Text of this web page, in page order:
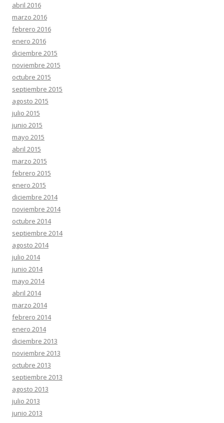
abril 2016
marzo 2016
febrero 2016
enero 2016
diciembre 2015
noviembre 2015
octubre 2015
septiembre 2015
agosto 2015
julio 2015
junio 2015
mayo 2015
abril 2015
marzo 2015
febrero 2015
enero 2015
diciembre 2014
noviembre 2014
octubre 2014
septiembre 2014
agosto 2014
julio 2014
junio 2014
mayo 2014
abril 2014
marzo 2014
febrero 2014
enero 2014
diciembre 2013
noviembre 2013
octubre 2013
septiembre 2013
agosto 2013
julio 2013
junio 2013